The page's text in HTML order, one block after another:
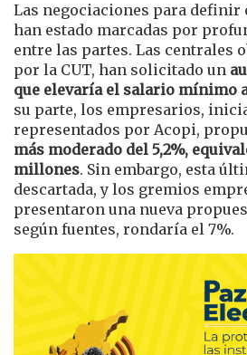
Las negociaciones para
han estado marcadas por
entre las partes. Las centrales
por la CUT, han solicitado un
que elevaría el salario mínimo
su parte, los empresarios,
representados por Acopi,
más moderado del 5,2%,
millones. Sin embargo, esta
descartada, y los gremios
presentaron una nueva
según fuentes, rondaría el 7%.